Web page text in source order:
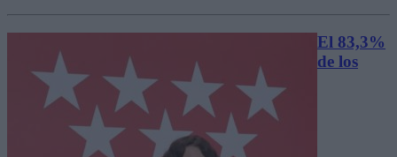
El 83,3%
de los